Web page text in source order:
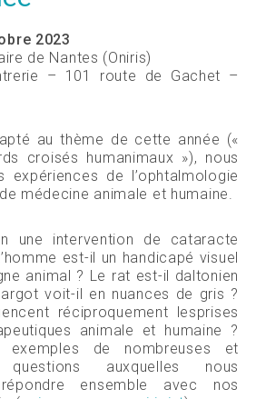
2023
de Nantes (Oniris)
– 101 route de Gachet –
au thème de cette année («
croisés humanimaux »), nous
expériences de l’ophtalmologie
médecine animale et humaine.
une intervention de cataracte
est-il un handicapé visuel
animal ? Le rat est-il daltonien
voit-il en nuances de gris ?
réciproquement lesprises
animale et humaine ?
exemples de nombreuses et
questions auxquelles nous
ensemble avec nos